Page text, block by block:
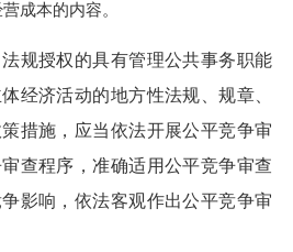
成本的内容。
授权的具有管理公共事务职能
经济活动的地方性法规、规章、
措施，应当依法开展公平竞争审
查程序，准确适用公平竞争审查
影响，依法客观作出公平竞争审